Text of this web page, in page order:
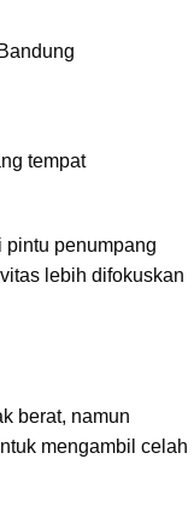
tempat
penumpang
lebih difokuskan
berat, namun
mengambil celah